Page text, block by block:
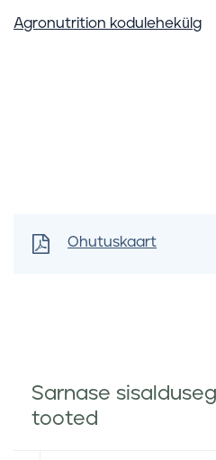
Agronutrition kodulehekülg
Ohutuskaart
Sarnase
tooted